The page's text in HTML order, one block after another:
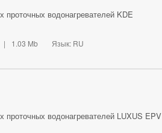
проточных водонагревателей KDE
| 1.03 Mb Язык: RU
проточных водонагревателей LUXUS EPV